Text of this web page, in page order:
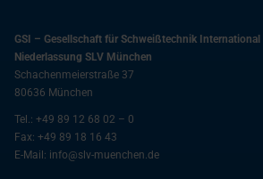
GSI – Gesellschaft für Schweißtechnik International
Niederlassung SLV München
Schachenmeierstraße 37
80636 München
Tel.: +49 89 12 68 02 – 0
Fax: +49 89 18 16 43
E-Mail: info@slv-muenchen.de